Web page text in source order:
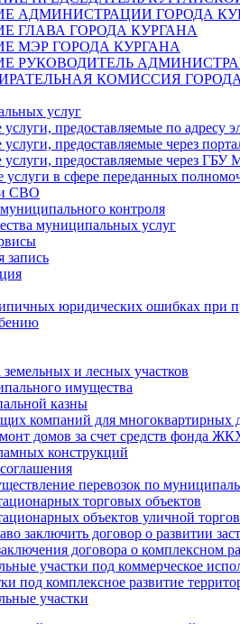
АДМИНИСТРАЦИИ ГОРОДА
ГЛАВА ГОРОДА КУРГАНА
МЭР ГОРОДА КУРГАНА
РУКОВОДИТЕЛЬ
КОМИССИЯ
услуг
предоставляемые по адресу
предоставляемые через
предоставляемые через
услуги в сфере переданных
СВО
контроля
муниципальных услуг
запись
юридических ошибках при
и лесных участков
имущества
казны
компаний для многоквартирных
домов за счет средств фонда
конструкций
перевозок по
торговых объектов
объектов уличной
заключить договор о развитии
договора о комплексном
участки под коммерческое
под комплексное развитие
участки